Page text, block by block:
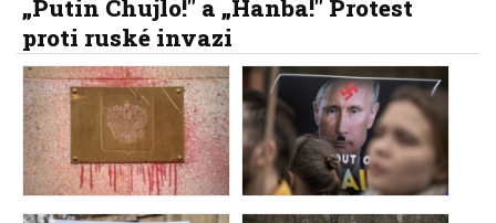
„Putin Chujlo!" a „Hanba!" Protest
proti ruské invazi